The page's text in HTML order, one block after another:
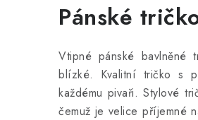
Pánské
Vtipné pánské
blízké. Kvalitní tričko s
každému pivaři. Stylové
čemuž je velice příjemné